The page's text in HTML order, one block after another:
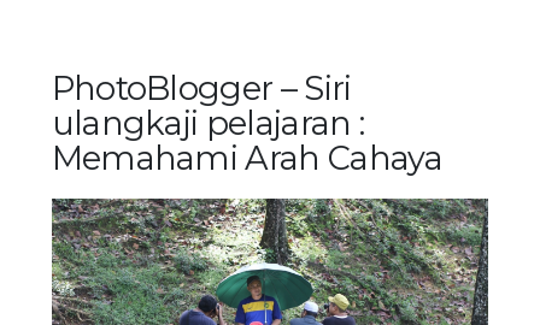
PhotoBlogger – Siri
ulangkaji pelajaran :
Memahami Arah Cahaya